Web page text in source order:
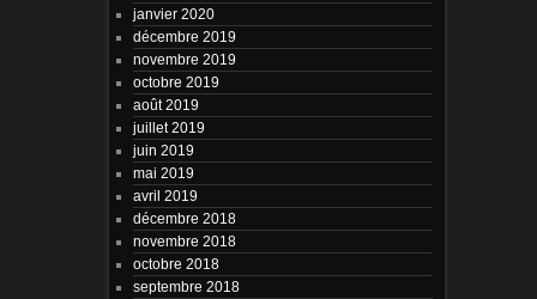
janvier 2020
décembre 2019
novembre 2019
octobre 2019
août 2019
juillet 2019
juin 2019
mai 2019
avril 2019
décembre 2018
novembre 2018
octobre 2018
septembre 2018